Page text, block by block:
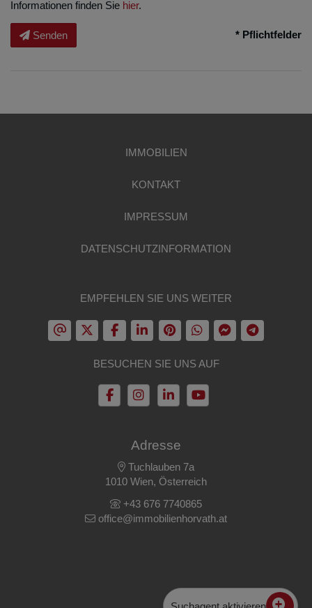
Informationen finden Sie hier.
Senden * Pflichtfelder
IMMOBILIEN
KONTAKT
IMPRESSUM
DATENSCHUTZINFORMATION
EMPFEHLEN SIE UNS WEITER
BESUCHEN SIE UNS AUF
Adresse
Tuchlauben 7a
1010 Wien, Österreich
+43 676 7740865
office@immobilienhorvath.at